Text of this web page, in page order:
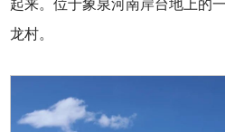
起来。位于象泉河南岸台地上的
龙村。